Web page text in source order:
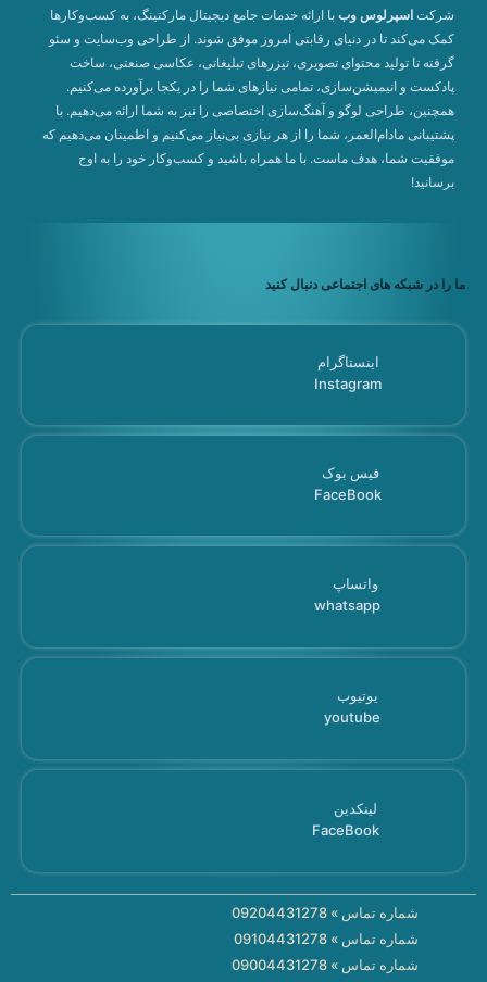
شرکت اسپرلوس وب با ارائه خدمات جامع دیجیتال مارکتینگ، به کسب‌وکارها
کمک می‌کند تا در دنیای رقابتی امروز موفق شوند. از طراحی وب‌سایت و سئو
گرفته تا تولید محتوای تصویری، تیزرهای تبلیغاتی، عکاسی صنعتی، ساخت
پادکست و انیمیشن‌سازی، تمامی نیازهای شما را در یکجا برآورده می‌کنیم.
همچنین، طراحی لوگو و آهنگ‌سازی اختصاصی را نیز به شما ارائه می‌دهیم. با
پشتیبانی مادام‌العمر، شما را از هر نیازی بی‌نیاز می‌کنیم و اطمینان می‌دهیم که
موفقیت شما، هدف ماست. با ما همراه باشید و کسب‌وکار خود را به اوج
برسانید!
ما را در شبکه های اجتماعی دنبال کنید
اینستاگرام
Instagram
فیس بوک
FaceBook
واتساپ
whatsapp
یوتیوب
youtube
لینکدین
FaceBook
شماره تماس » 09204431278
شماره تماس » 09104431278
شماره تماس » 09004431278